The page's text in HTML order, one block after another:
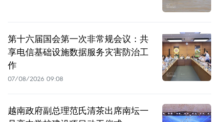
第十六届国会第一次非常规会议：共
享电信基础设施数据服务灾害防治工
作
07/08/2026 09:08
越南政府副总理范氏清茶出席南坛一